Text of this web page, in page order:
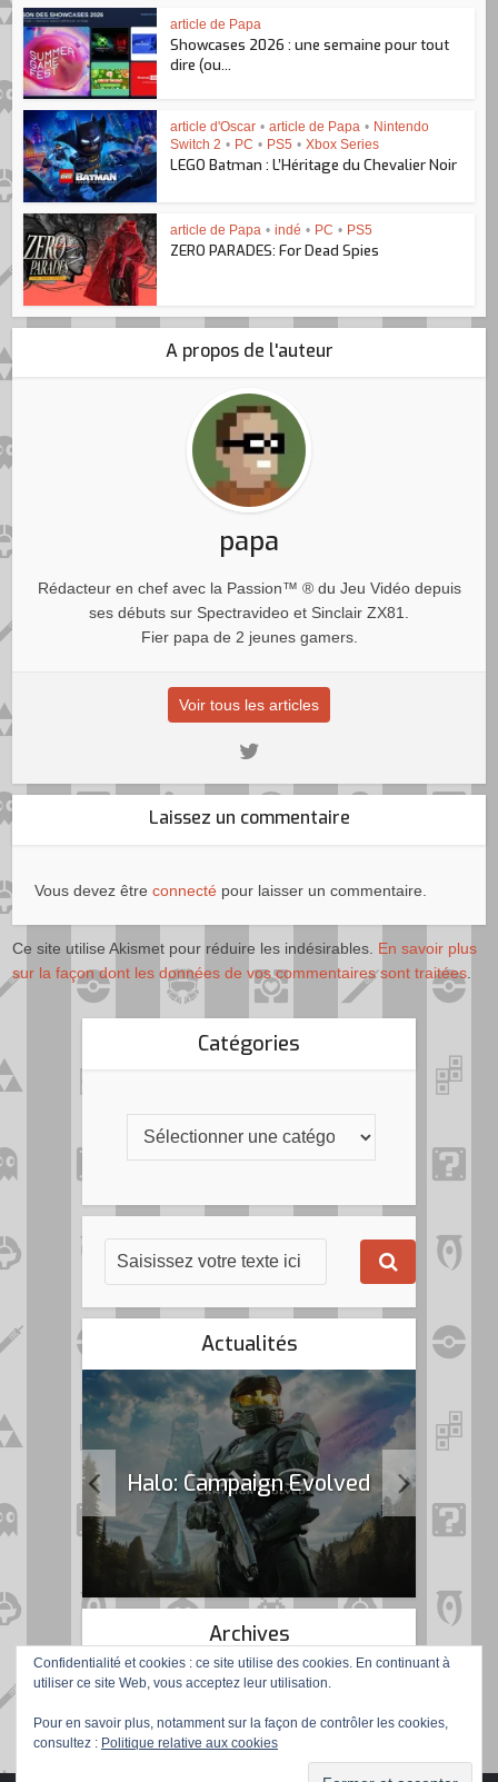
article de Papa
Showcases 2026 : une semaine pour tout
dire (ou...
article d'Oscar • article de Papa • Nintendo
Switch 2 • PC • PS5 • Xbox Series
LEGO Batman : L’Héritage du Chevalier Noir
article de Papa • indé • PC • PS5
ZERO PARADES: For Dead Spies
A propos de l'auteur
papa
Rédacteur en chef avec la Passion™ ® du Jeu Vidéo depuis
ses débuts sur Spectravideo et Sinclair ZX81.
Fier papa de 2 jeunes gamers.
Voir tous les articles
Laissez un commentaire
Vous devez êtreconnecté pour laisser un commentaire.
Ce site utilise Akismet pour réduire les indésirables. En savoir plus
sur la façon dont les données de vos commentaires sont traitées
Catégories
Actualités
Halo: Campaign Evolved
Archives
Confidentialité et cookies : ce site utilise des cookies. En continuant à
utiliser ce site Web, vous acceptez leur utilisation.
Pour en savoir plus, notamment sur la façon de contrôler les cookies,
consultez : Politique relative aux cookies